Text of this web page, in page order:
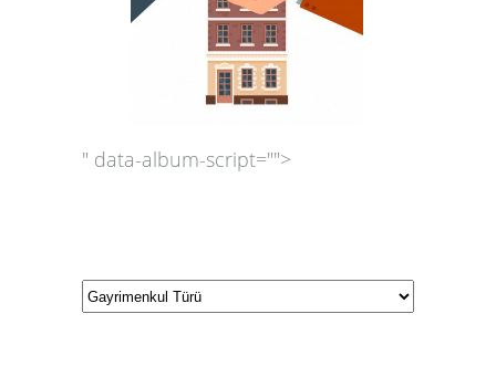
" data-album-script="">